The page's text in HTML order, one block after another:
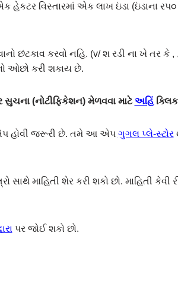
હેકટર વિસ્તારમાં એક લાખ ઇંડા (ઇંડાના
છંટકાવ કરવો નહિ. (v/ શ રડી ના ખે તર
ઓછો કરી શકાય છે.
સુચના (નોટીફિકેશન) મેળવવા માટેઅહિંક્લિક
હોવી જરૂરી છે. તમે આ એપ ગુગલ પ્લે-સ્ટોર
માહિતી શેર કરી શકો છો. માહિતી
પર જોઈ શકો છો.